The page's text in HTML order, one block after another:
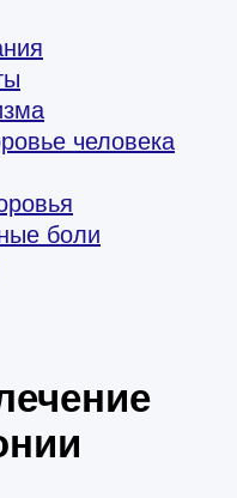
человека
боли